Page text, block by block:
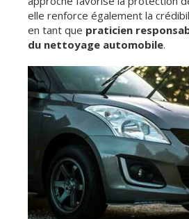
elle renforce également la
en tant que praticien
du nettoyage automobile.